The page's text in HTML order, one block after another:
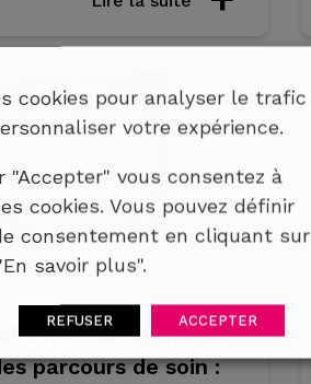
numérique au
parcours de soin :
cookies pour analyser le trafic
votre expérience.
"Accepter" vous consentez à
cookies. Vous pouvez définir
consentement en cliquant sur
savoir plus".
REFUSER ACCEPTER